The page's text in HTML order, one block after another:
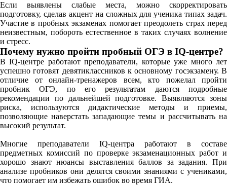
Если выявлены слабые места, можно скорректировать
подготовку, сделав акцент на сложных для ученика типах задач.
Участие в пробных экзаменах помогает преодолеть страх перед
неизвестным, побороть естественное в таких случаях волнение
и стресс.
Почему нужно пройти пробный ОГЭ в IQ-центре?
В IQ-центре работают преподаватели, которые уже много лет
успешно готовят девятиклассников к основному госэкзамену. В
отличие от онлайн-тренажеров всем, кто пожелал пройти
пробник ОГЭ, по его результатам даются подробные
рекомендации по дальнейшей подготовке. Выявляются зоны
риска, используются дидактические методы и приемы,
позволяющие наверстать западающие темы и рассчитывать на
высокий результат.
Многие преподаватели IQ-центра работают в составе
предметных комиссий по проверке экзаменационных работ и
хорошо знают нюансы выставления баллов за задания. При
анализе пробников они делятся своими знаниями с учениками,
что помогает им избежать ошибок во время ГИА.